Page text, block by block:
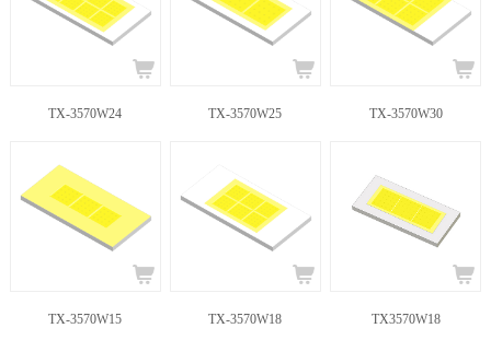
TX-3570W24 TX-3570W25 TX-3570W30
TX-3570W15 TX-3570W18 TX3570W18